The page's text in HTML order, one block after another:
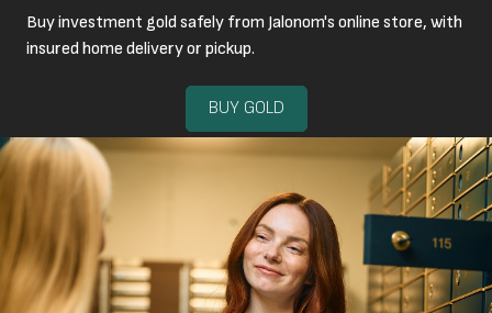
Buy investment gold safely from Jalonom's online store, with
insured home delivery or pickup.
BUY GOLD